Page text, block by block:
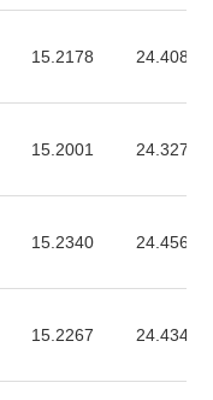
15.2178 24.4088
15.2001 24.3278
15.2340 24.4563
15.2267 24.4344